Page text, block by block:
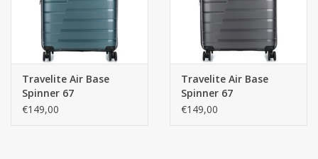
Travelite Air Base
Spinner 67
middenmaat reiskoffer
€149,00
Travelite Air Base
Spinner 67
middenmaat reiskoffer
€149,00